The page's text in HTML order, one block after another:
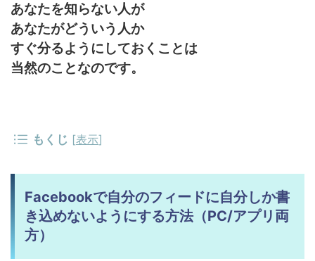
あなたを知らない人が
あなたがどういう人か
すぐ分るようにしておくことは
当然のことなのです。
もくじ [表示]
Facebookで自分のフィードに自分しか書
き込めないようにする方法（PC/アプリ両
方）